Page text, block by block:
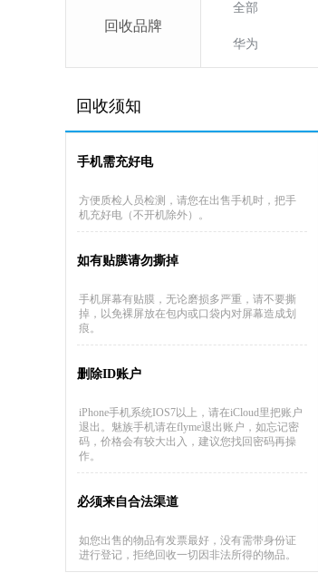
回收品牌
全部
华为
回收须知
手机需充好电
方便质检人员检测，请您在出售手机时，把手
机充好电（不开机除外）。
如有贴膜请勿撕掉
手机屏幕有贴膜，无论磨损多严重，请不要撕
掉，以免裸屏放在包内或口袋内对屏幕造成划
痕。
删除ID账户
iPhone手机系统IOS7以上，请在iCloud里把账户
退出。魅族手机请在flyme退出账户，如忘记密
码，价格会有较大出入，建议您找回密码再操
作。
必须来自合法渠道
如您出售的物品有发票最好，没有需带身份证
进行登记，拒绝回收一切因非法所得的物品。